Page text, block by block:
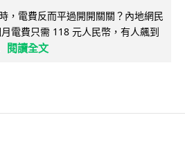
，電費反而平過開開關關？內地網民
電費只需 118 元人民幣，有人飆到
閱讀全文